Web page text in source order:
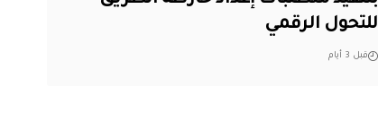
للتحول الرقمي
قبل 3 أيام